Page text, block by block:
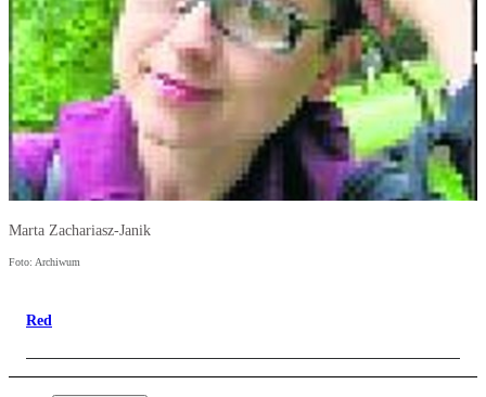
Marta Zachariasz-Janik
Foto: Archiwum
Red